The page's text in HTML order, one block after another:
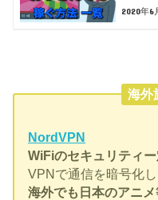
2020年6
海外
NordVPN
WiFiのセキュリティー
VPNで通信を暗号化
海外でも日本のアニメ